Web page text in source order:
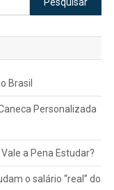
por:
Brasil
Personalizada
a Pena Estudar?
o salário “real” do